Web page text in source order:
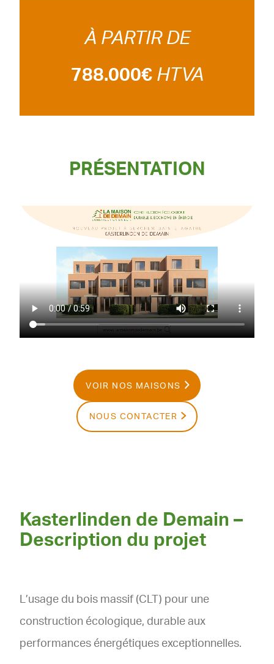
À PARTIR DE
788.000€ HTVA
PRÉSENTATION
VOIR NOS MAISONS
NOUS CONTACTER
Kasterlinden de Demain –
Description du projet
L’usage du bois massif (CLT) pour une
construction écologique, durable aux
performances énergétiques exceptionnelles.